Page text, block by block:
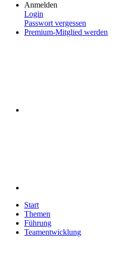
Anmelden
Login
Passwort vergessen
Premium-Mitglied werden
Start
Themen
Führung
Teamentwicklung